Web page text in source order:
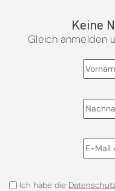
Keine
Gleich anmelden
Ich habe die